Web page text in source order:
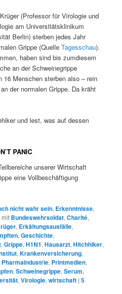
(Professor für Virologie und
am Universitätsklinikum
Berlin) sterben jedes Jahr
Grippe (QuelleTagesschau).
haben sind bis zumdiesem
an der Schweinegrippe
16 Menschen sterben also – rein
der normalen Grippe. Da kräht
und lest, was auf dessen
PANIC
unserer Wirtschaft
eine Vollbeschäftigung
nicht wahr sein, Erkenntnisse,
mit Bundeswehrsoldat,Charité,
, Erkältungsausfälle,
,Geschichte,
,Grippe,H1N1,Hausarzt,Hitchhiker,
,Krankenversicherung,
Pharmaindustrie, Printmedien,
,Schweinegrippe,Serum,
,Virologie,wirtschaft |5